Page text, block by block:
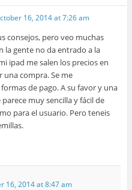
16, 2014 at 7:26 am
consejos, pero veo muchas
la gente no da entrado a la
ipad me salen los precios en
una compra. Se me
de pago. A su favor y una
muy sencilla y fácil de
para el usuario. Pero teneis
16, 2014 at 8:47 am